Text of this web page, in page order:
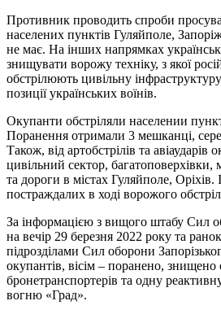
Противник проводить спроби
населених пунктів Гуляйполе,
не має. На інших напрямках
знищувати ворожу техніку, з якої
обстрілюють цивільну
позиції українських воїнів.
Окупанти обстріляли населении‌
Поранення отримали 3 мешканці,
Також, від артобстрілів та авіаударів
цивільний сектор, багатоповерхівки,
та дороги в містах Гуляйполе, Оріхів.
постраждалих в ході ворожого
За інформацією з вищого штабу Сил
на вечір 29 березня 2022 року та
підрозділами Сил оборони
окупантів, вісім – поранено, знищено
бронетранспортерів та одну
вогню «Град».